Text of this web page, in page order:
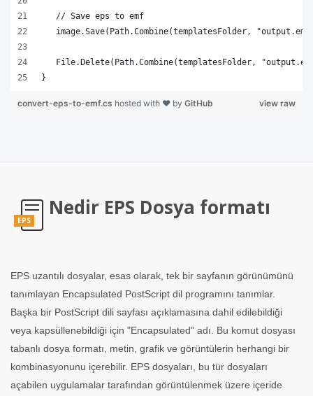
}
view raw
convert-eps-to-emf.cs hosted with ❤ by GitHub
EPS
Nedir EPS Dosya formatı
EPS uzantılı dosyalar, esas olarak, tek bir sayfanın görünümünü
tanımlayan Encapsulated PostScript dil programını tanımlar.
Başka bir PostScript dili sayfası açıklamasına dahil edilebildiği
veya kapsüllenebildiği için "Encapsulated" adı. Bu komut dosyası
tabanlı dosya formatı, metin, grafik ve görüntülerin herhangi bir
kombinasyonunu içerebilir. EPS dosyaları, bu tür dosyaları
açabilen uygulamalar tarafından görüntülenmek üzere içeride